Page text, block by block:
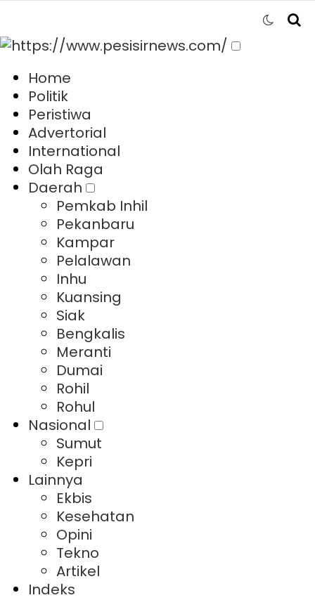
Home
Politik
Peristiwa
Advertorial
International
Olah Raga
Daerah
Pemkab Inhil
Pekanbaru
Kampar
Pelalawan
Inhu
Kuansing
Siak
Bengkalis
Meranti
Dumai
Rohil
Rohul
Nasional
Sumut
Kepri
Lainnya
Ekbis
Kesehatan
Opini
Tekno
Artikel
Indeks